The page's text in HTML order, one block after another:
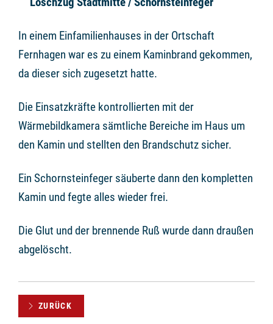
In einem Einfamilienhauses in der Ortschaft
Fernhagen war es zu einem Kaminbrand gekommen,
da dieser sich zugesetzt hatte.
Die Einsatzkräfte kontrollierten mit der
Wärmebildkamera sämtliche Bereiche im Haus um
den Kamin und stellten den Brandschutz sicher.
Ein Schornsteinfeger säuberte dann den kompletten
Kamin und fegte alles wieder frei.
Die Glut und der brennende Ruß wurde dann draußen
abgelöscht.
ZURÜCK